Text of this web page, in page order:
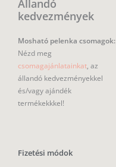
Állandó
kedvezmények
Mosható pelenka csomagok:
Nézd meg
csomagajánlatainkat, az
állandó kedvezményekkel
és/vagy ajándék
termékekkkel!
Fizetési módok